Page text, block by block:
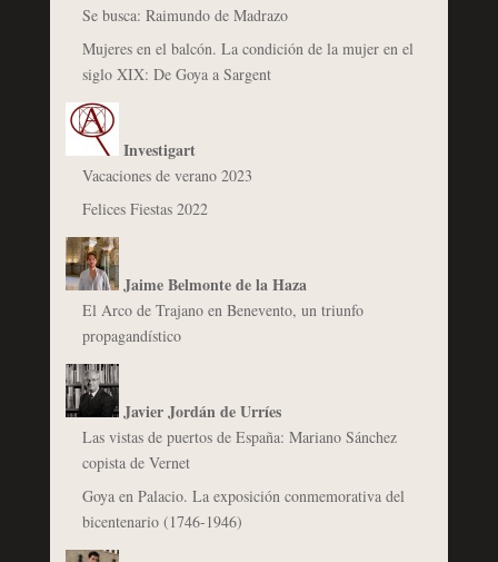
Se busca: Raimundo de Madrazo
Mujeres en el balcón. La condición de la mujer en el
siglo XIX: De Goya a Sargent
Investigart
Vacaciones de verano 2023
Felices Fiestas 2022
Jaime Belmonte de la Haza
El Arco de Trajano en Benevento, un triunfo
propagandístico
Javier Jordán de Urríes
Las vistas de puertos de España: Mariano Sánchez
copista de Vernet
Goya en Palacio. La exposición conmemorativa del
bicentenario (1746-1946)